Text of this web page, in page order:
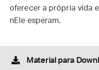
oferecer a própria vida
nEle esperam.
Material para